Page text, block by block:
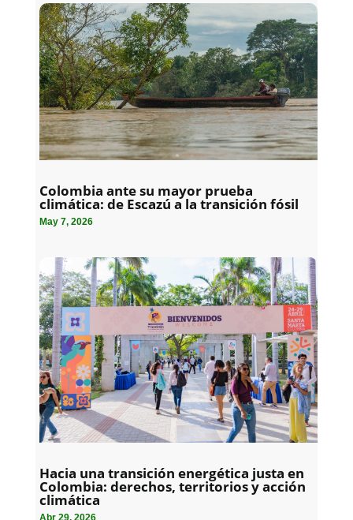
Colombia ante su mayor prueba
climática: de Escazú a la transición fósil
May 7, 2026
Hacia una transición energética justa en
Colombia: derechos, territorios y acción
climática
Abr 29, 2026